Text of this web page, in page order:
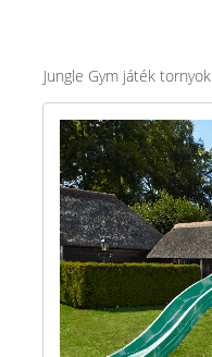
Jungle Gym játék tornyok